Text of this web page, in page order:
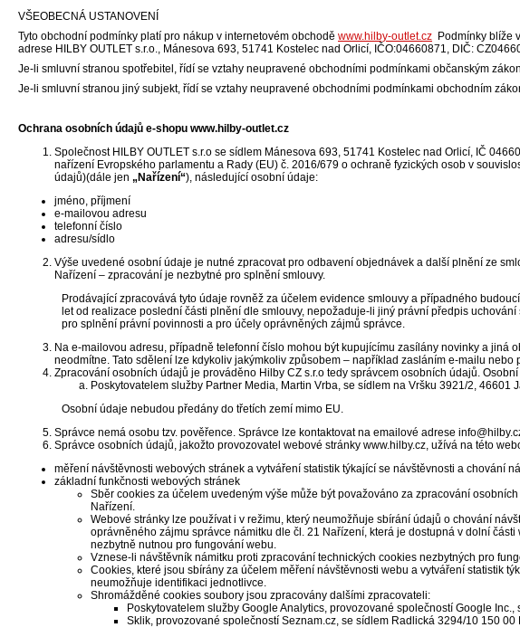
VŠEOBECNÁ USTANOVENÍ
Tyto obchodní podmínky platí pro nákup v internetovém obchodě www.hilby-outlet.cz Podmínky blíže
adrese HILBY OUTLET s.r.o., Mánesova 693, 51741 Kostelec nad Orlicí, IČO:04660871, DIČ:
Je-li smluvní stranou spotřebitel, řídí se vztahy neupravené obchodními podmínkami občanským
Je-li smluvní stranou jiný subjekt, řídí se vztahy neupravené obchodními podmínkami obchodním
Ochrana osobních údajů e-shopu www.hilby-outlet.cz
Společnost HILBY OUTLET s.r.o se sídlem Mánesova 693, 51741 Kostelec nad Orlicí, IČ
nařízení Evropského parlamentu a Rady (EU) č. 2016/679 o ochraně fyzických osob v
údajů)(dále jen „Nařízení“), následující osobní údaje:
jméno, příjmení
e-mailovou adresu
telefonní číslo
adresu/sídlo
Výše uvedené osobní údaje je nutné zpracovat pro odbavení objednávek a další plnění ze
Nařízení – zpracování je nezbytné pro splnění smlouvy.
Prodávající zpracovává tyto údaje rovněž za účelem evidence smlouvy a případného
let od realizace poslední části plnění dle smlouvy, nepožaduje-li jiný právní předpis
pro splnění právní povinnosti a pro účely oprávněných zájmů správce.
Na e-mailovou adresu, případně telefonní číslo mohou být kupujícímu zasílány novinky a
neodmítne. Tato sdělení lze kdykoliv jakýmkoliv způsobem – například zasláním e-mailu
Zpracování osobních údajů je prováděno Hilby CZ s.r.o tedy správcem osobních údajů.
Poskytovatelem služby Partner Media, Martin Vrba, se sídlem na Vršku 3921/2, 46601
Osobní údaje nebudou předány do třetích zemí mimo EU.
Správce nemá osobu tzv. pověřence. Správce lze kontaktovat na emailové adrese
Správce osobních údajů, jakožto provozovatel webové stránky www.hilby.cz, užívá na této
měření návštěvnosti webových stránek a vytváření statistik týkající se návštěvnosti a chování
základní funkčnosti webových stránek
Sběr cookies za účelem uvedeným výše může být považováno za zpracování
Nařízení.
Webové stránky lze používat i v režimu, který neumožňuje sbírání údajů o chování
oprávněného zájmu správce námitku dle čl. 21 Nařízení, která je dostupná v dolní
nezbytně nutnou pro fungování webu.
Vznese-li návštěvník námitku proti zpracování technických cookies nezbytných pro
Cookies, které jsou sbírány za účelem měření návštěvnosti webu a vytváření statistik
neumožňuje identifikaci jednotlivce.
Shromážděné cookies soubory jsou zpracovány dalšími zpracovateli:
Poskytovatelem služby Google Analytics, provozované společností Google
Sklik, provozované společností Seznam.cz, se sídlem Radlická 3294/10 150 00